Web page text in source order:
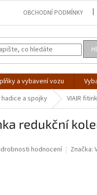
OBCHODNÍ PODMÍNKY
a vybavení vozu
a spojky VIAIR
redukční
hodnocení Značka: